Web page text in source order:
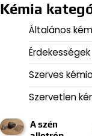
Kémia
Általános
Érdekességek
Szerves
Szervetlen
A szén